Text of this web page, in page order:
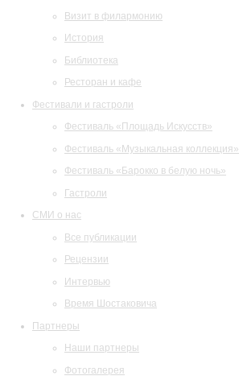
Визит в филармонию
История
Библиотека
Ресторан и кафе
Фестивали и гастроли
Фестиваль «Площадь Искусств»
Фестиваль «Музыкальная коллекция»
Фестиваль «Барокко в белую ночь»
Гастроли
СМИ о нас
Все публикации
Рецензии
Интервью
Время Шостаковича
Партнеры
Наши партнеры
Фотогалерея